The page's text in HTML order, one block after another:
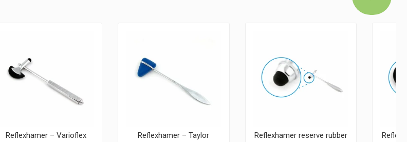
Reflexhamer – Varioflex
Reflexhamer – Taylor
Reflexhamer reserve rubber